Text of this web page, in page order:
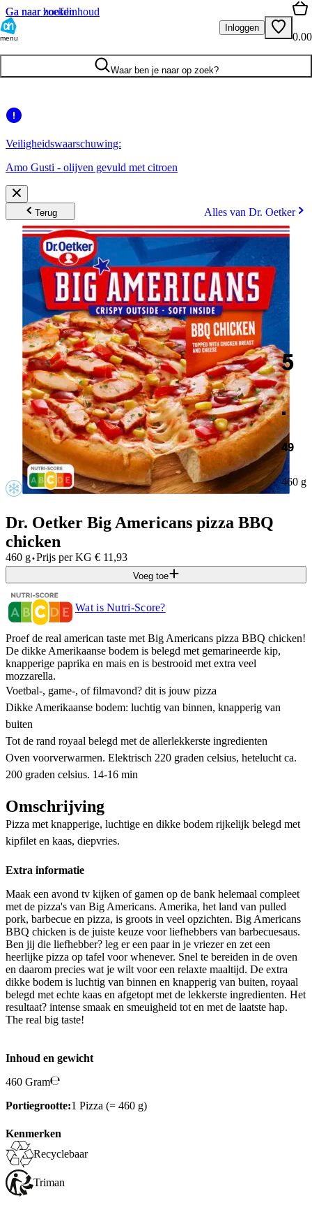
Ga naar hoofdinhoud
Ga naar zoeken
menu
Inloggen
0.00
Waar ben je naar op zoek?
Veiligheidswaarschuwing:
Amo Gusti - olijven gevuld met citroen
Terug Alles van Dr. Oetker
5
.
49
460 g
Dr. Oetker Big Americans pizza BBQ
chicken
460 g·Prijs per KG € 11,93
Voeg toe
Wat is Nutri-Score?
Proef de real american taste met Big Americans pizza BBQ chicken!
De dikke Amerikaanse bodem is belegd met gemarineerde kip,
knapperige paprika en mais en is bestrooid met extra veel
mozzarella.
Voetbal-, game-, of filmavond? dit is jouw pizza
Dikke Amerikaanse bodem: luchtig van binnen, knapperig van
buiten
Tot de rand royaal belegd met de allerlekkerste ingredienten
Oven voorverwarmen. Elektrisch 220 graden celsius, hetelucht ca.
200 graden celsius. 14-16 min
Omschrijving
Pizza met knapperige, luchtige en dikke bodem rijkelijk belegd met
kipfilet en kaas, diepvries.
Extra informatie
Maak een avond tv kijken of gamen op de bank helemaal compleet
met de pizza's van Big Americans. Amerika, het land van pulled
pork, barbecue en pizza, is groots in veel opzichten. Big Americans
BBQ chicken is de juiste keuze voor liefhebbers van barbecuesaus.
Ben jij die liefhebber? leg er een paar in je vriezer en zet een
heerlijke pizza op tafel voor whenever. Snel te bereiden in de oven
en daarom precies wat je wilt voor een relaxte maaltijd. De extra
dikke bodem is luchtig van binnen en knapperig van buiten, royaal
belegd met echte kaas en afgetopt met de lekkerste ingredienten. Het
resultaat? intense smaak en smeuigheid tot en met de laatste hap.
The real big taste!
Inhoud en gewicht
460 Gram
Portiegrootte:1 Pizza (= 460 g)
Kenmerken
Recyclebaar
Triman